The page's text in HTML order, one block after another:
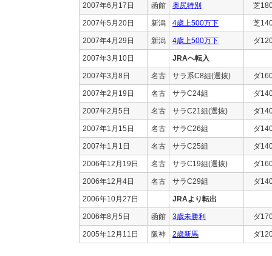
2007年6月17日 函館 奥尻特別 芝
2007年5月20日 新潟 4歳上500万下 芝
2007年4月29日 新潟 4歳上500万下 ダ
2007年3月10日 JRAへ転入
2007年3月8日 名古 サラ系C8組(選抜) ダ
2007年2月19日 名古 サラC24組 ダ
2007年2月5日 名古 サラC21組(選抜) ダ
2007年1月15日 名古 サラC26組 ダ
2007年1月1日 名古 サラC25組 ダ
2006年12月19日 名古 サラC19組(選抜) ダ
2006年12月4日 名古 サラC29組 ダ
2006年10月27日 JRAより転出
2006年8月5日 函館 3歳未勝利 ダ
2005年12月11日 阪神 2歳新馬 ダ